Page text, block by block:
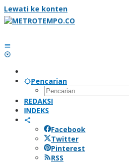
Lewati ke konten
Pencarian
REDAKSI
INDEKS
Facebook
Twitter
Pinterest
RSS